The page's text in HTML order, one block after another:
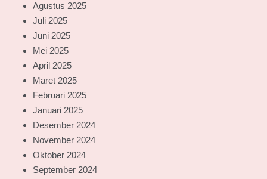
Agustus 2025
Juli 2025
Juni 2025
Mei 2025
April 2025
Maret 2025
Februari 2025
Januari 2025
Desember 2024
November 2024
Oktober 2024
September 2024